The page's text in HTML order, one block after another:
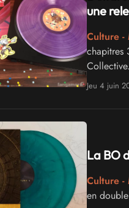
une
Culture -
chapitres
Collective.
Jeu 4 juin
La BO
Culture -
en